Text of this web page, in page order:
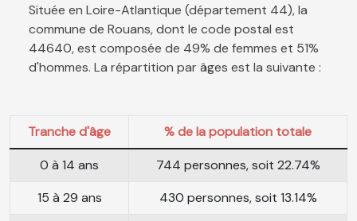
Située en Loire-Atlantique (département 44), la
commune de Rouans, dont le code postal est
44640, est composée de 49% de femmes et 51%
d'hommes. La répartition par âges est la suivante :
Tranche d'âge
% de la population totale
0 à 14 ans
744 personnes, soit 22.74%
15 à 29 ans
430 personnes, soit 13.14%